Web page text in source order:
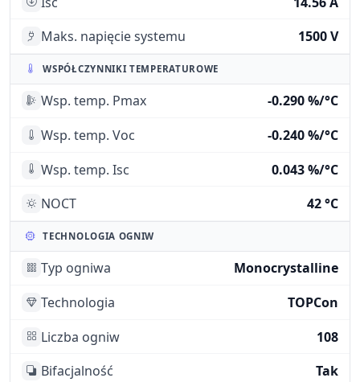
Maks. napięcie systemu
1500 V
WSPÓŁCZYNNIKI TEMPERATUROWE
Wsp. temp. Pmax
-0.290 %/°C
Wsp. temp. Voc
-0.240 %/°C
Wsp. temp. Isc
0.043 %/°C
NOCT
42 °C
TECHNOLOGIA OGNIW
Typ ogniwa
Monocrystalline
Technologia
TOPCon
Liczba ogniw
108
Bifacjalność
Tak